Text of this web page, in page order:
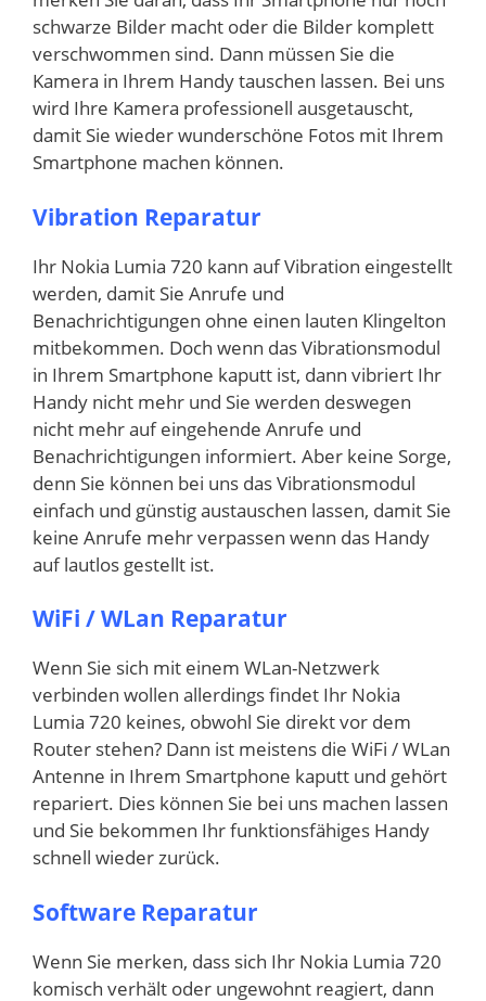
schwarze Bilder macht oder die Bilder komplett
verschwommen sind. Dann müssen Sie die
Kamera in Ihrem Handy tauschen lassen. Bei uns
wird Ihre Kamera professionell ausgetauscht,
damit Sie wieder wunderschöne Fotos mit Ihrem
Smartphone machen können.
Vibration Reparatur
Ihr Nokia Lumia 720 kann auf Vibration eingestellt
werden, damit Sie Anrufe und
Benachrichtigungen ohne einen lauten Klingelton
mitbekommen. Doch wenn das Vibrationsmodul
in Ihrem Smartphone kaputt ist, dann vibriert Ihr
Handy nicht mehr und Sie werden deswegen
nicht mehr auf eingehende Anrufe und
Benachrichtigungen informiert. Aber keine Sorge,
denn Sie können bei uns das Vibrationsmodul
einfach und günstig austauschen lassen, damit Sie
keine Anrufe mehr verpassen wenn das Handy
auf lautlos gestellt ist.
WiFi / WLan Reparatur
Wenn Sie sich mit einem WLan-Netzwerk
verbinden wollen allerdings findet Ihr Nokia
Lumia 720 keines, obwohl Sie direkt vor dem
Router stehen? Dann ist meistens die WiFi / WLan
Antenne in Ihrem Smartphone kaputt und gehört
repariert. Dies können Sie bei uns machen lassen
und Sie bekommen Ihr funktionsfähiges Handy
schnell wieder zurück.
Software Reparatur
Wenn Sie merken, dass sich Ihr Nokia Lumia 720
komisch verhält oder ungewohnt reagiert, dann